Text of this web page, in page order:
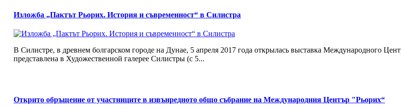
Изложба „Пактът Рьорих. История и съвременност“ в Силистра
В Силистре, в древнем болгарском городе на Дунае, 5 апреля 2017 года открылась выставка Международного
представлена в Художественной галерее Силистры (с 5...
Открито обръщение от участниците в извънредното общо събрание на Международния Център "Рьорих“